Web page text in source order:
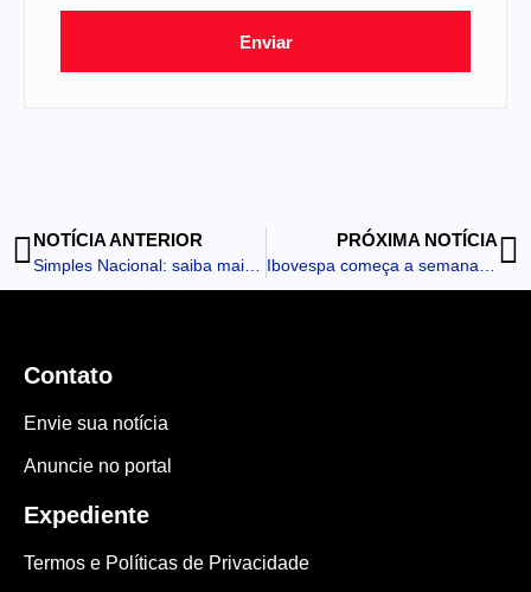
Enviar
NOTÍCIA ANTERIOR PRÓXIMA NOTÍCIA
Contato
Envie sua notícia
Anuncie no portal
Expediente
Termos e Políticas de Privacidade